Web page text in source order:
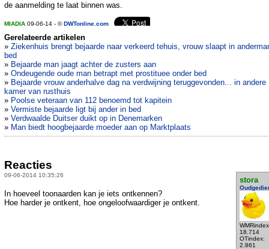
de aanmelding te laat binnen was.
MIADIA 09-06-14 - ©DWTonline.com
Gerelateerde artikelen
» Ziekenhuis brengt bejaarde naar verkeerd tehuis, vrouw slaapt in
bed
» Bejaarde man jaagt achter de zusters aan
» Ondeugende oude man betrapt met prostituee onder bed
» Bejaarde vrouw anderhalve dag na verdwijning teruggevonden... in andere
kamer van rusthuis
» Poolse veteraan van 112 benoemd tot kapitein
» Vermiste bejaarde ligt bij ander in bed
» Verdwaalde Duitser duikt op in Denemarken
» Man biedt hoogbejaarde moeder aan op Marktplaats
Reacties
09-06-2014 10:35:26
stora
18.714
OTindex:
2.861
In hoeveel toonaarden kan je iets ontkennen?
Hoe harder je ontkent, hoe ongeloofwaardiger je ontkent.